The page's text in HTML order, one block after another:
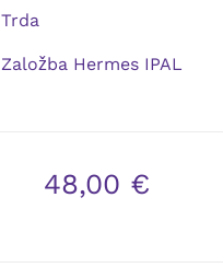
Trda
Založba Hermes IPAL
48,00 €